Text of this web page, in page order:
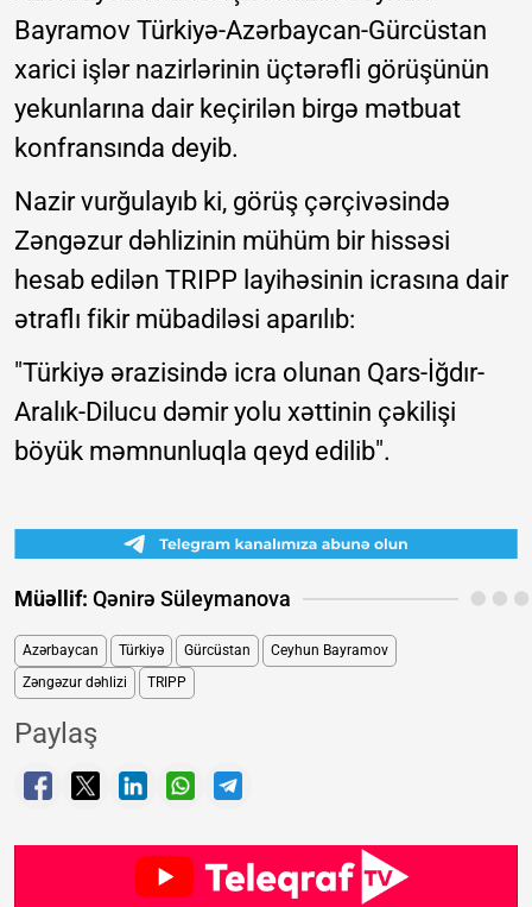
Bayramov Türkiyə-Azərbaycan-Gürcüstan
xarici işlər nazirlərinin üçtərəfli görüşünün
yekunlarına dair keçirilən birgə mətbuat
konfransında deyib.
Nazir vurğulayıb ki, görüş çərçivəsində
Zəngəzur dəhlizinin mühüm bir hissəsi
hesab edilən TRIPP layihəsinin icrasına dair
ətraflı fikir mübadiləsi aparılıb:
"Türkiyə ərazisində icra olunan Qars-İğdır-
Aralık-Dilucu dəmir yolu xəttinin çəkilişi
böyük məmnunluqla qeyd edilib".
Müəllif: Qənirə Süleymanova
Azərbaycan Türkiyə Gürcüstan
Ceyhun Bayramov
Zəngəzur dəhlizi
TRIPP
Paylaş